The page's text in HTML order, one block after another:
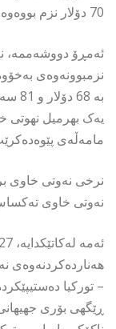
70 دۆلار نزم بووەوە.
ئەمڕۆ دووشەممە،
نزمبوونەوەى
بە
مامەڵەى
نەوتى خاوى تەکساس-یش بە
هەناردەکردنەوەی
– تورکیا